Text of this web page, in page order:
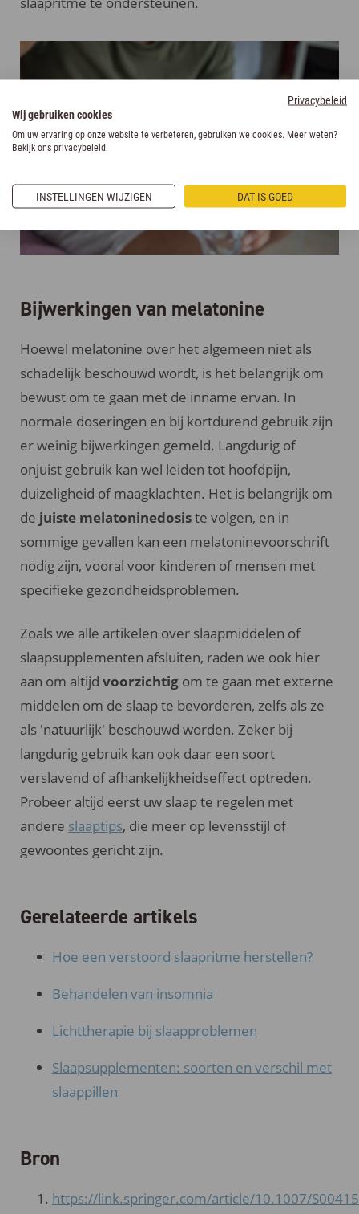
Bijwerkingen van melatonine
Hoewel melatonine over het algemeen niet als
schadelijk beschouwd wordt, is het belangrijk om
bewust om te gaan met de inname ervan. In
normale doseringen en bij kortdurend gebruik zijn
er weinig bijwerkingen gemeld. Langdurig of
onjuist gebruik kan wel leiden tot hoofdpijn,
duizeligheid of maagklachten. Het is belangrijk om
de juiste melatoninedosiste volgen, en in
sommige gevallen kan een melatoninevoorschrift
nodig zijn, vooral voor kinderen of mensen met
specifieke gezondheidsproblemen.
Zoals we alle artikelen over slaapmiddelen of
slaapsupplementen afsluiten, raden we ook hier
aan om altijd voorzichtigom te gaan met externe
middelen om de slaap te bevorderen, zelfs als ze
als 'natuurlijk' beschouwd worden. Zeker bij
langdurig gebruik kan ook daar een soort
verslavend of afhankelijkheidseffect optreden.
Probeer altijd eerst uw slaap te regelen met
andere slaaptips, die meer op levensstijl of
gewoontes gericht zijn.
Gerelateerde artikels
Hoe een verstoord slaapritme herstellen?
Behandelen van insomnia
Lichttherapie bij slaapproblemen
Slaapsupplementen: soorten en verschil met
slaappillen
Bron
https://link.springer.com/article/10.1007/
Privacybeleid
Wij gebruiken cookies
Om uw ervaring op onze website te verbeteren, gebruiken we cookies. Meer weten?
Bekijk ons privacybeleid.
INSTELLINGEN WIJZIGEN DAT IS GOED